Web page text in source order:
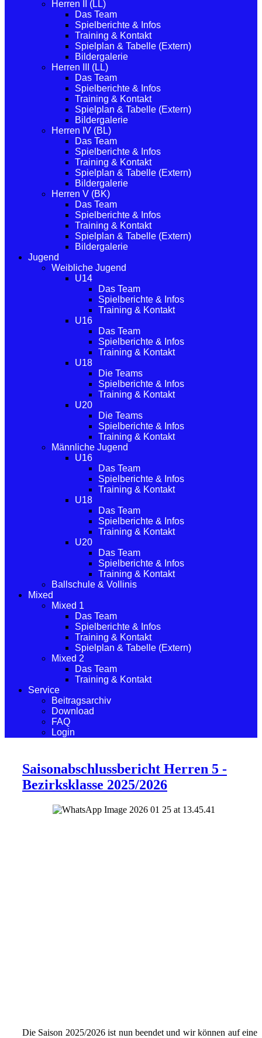
Herren II (LL)
Das Team
Spielberichte & Infos
Training & Kontakt
Spielplan & Tabelle (Extern)
Bildergalerie
Herren III (LL)
Das Team
Spielberichte & Infos
Training & Kontakt
Spielplan & Tabelle (Extern)
Bildergalerie
Herren IV (BL)
Das Team
Spielberichte & Infos
Training & Kontakt
Spielplan & Tabelle (Extern)
Bildergalerie
Herren V (BK)
Das Team
Spielberichte & Infos
Training & Kontakt
Spielplan & Tabelle (Extern)
Bildergalerie
Jugend
Weibliche Jugend
U14
Das Team
Spielberichte & Infos
Training & Kontakt
U16
Das Team
Spielberichte & Infos
Training & Kontakt
U18
Die Teams
Spielberichte & Infos
Training & Kontakt
U20
Die Teams
Spielberichte & Infos
Training & Kontakt
Männliche Jugend
U16
Das Team
Spielberichte & Infos
Training & Kontakt
U18
Das Team
Spielberichte & Infos
Training & Kontakt
U20
Das Team
Spielberichte & Infos
Training & Kontakt
Ballschule & Vollinis
Mixed
Mixed 1
Das Team
Spielberichte & Infos
Training & Kontakt
Spielplan & Tabelle (Extern)
Mixed 2
Das Team
Training & Kontakt
Service
Beitragsarchiv
Download
FAQ
Login
Saisonabschlussbericht Herren 5 -
Bezirksklasse 2025/2026
Die Saison 2025/2026 ist nun beendet und wir können auf eine